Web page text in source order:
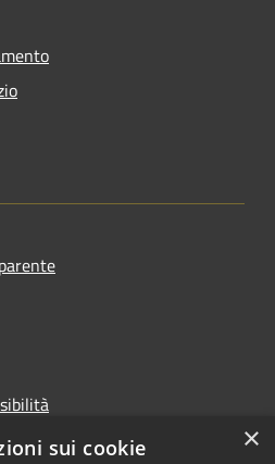
del sito
×
sui cookie